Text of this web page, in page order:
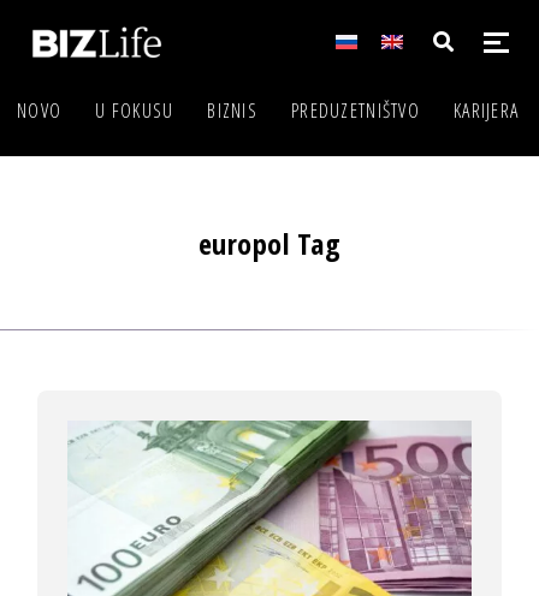
NOVO U FOKUSU BIZNIS PREDUZETNIŠTVO KARIJERA
europol Tag